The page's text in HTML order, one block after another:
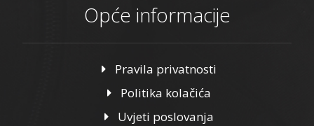
Opće informacije
Pravila privatnosti
Politika kolačića
Uvjeti poslovanja